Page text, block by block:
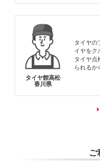
タイヤ館高松
香川県
タイヤの
イヤをク
タイヤ点
られるか
ご